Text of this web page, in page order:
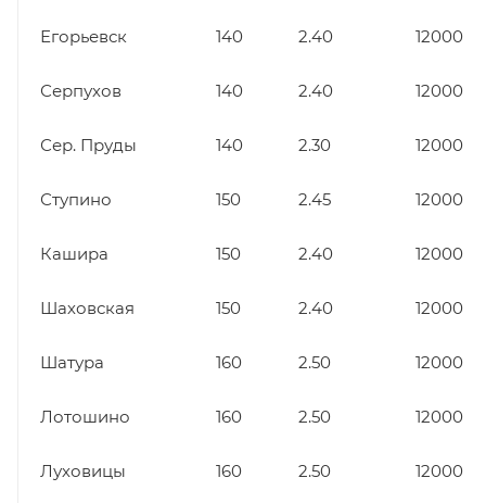
Егорьевск 140 2.40 12000
Серпухов 140 2.40 12000
Сер. Пруды 140 2.30 12000
Ступино 150 2.45 12000
Кашира 150 2.40 12000
Шаховская 150 2.40 12000
Шатура 160 2.50 12000
Лотошино 160 2.50 12000
Луховицы 160 2.50 12000